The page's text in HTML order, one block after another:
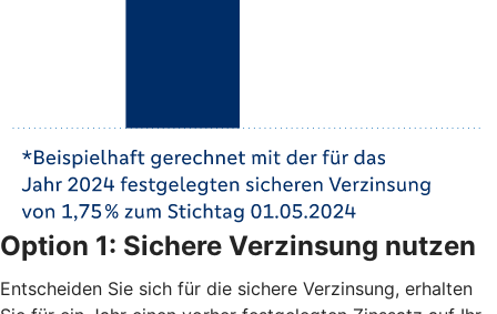
Option 1: Sichere Verzinsung nutzen
Entscheiden Sie sich für die sichere Verzinsung, erhalten